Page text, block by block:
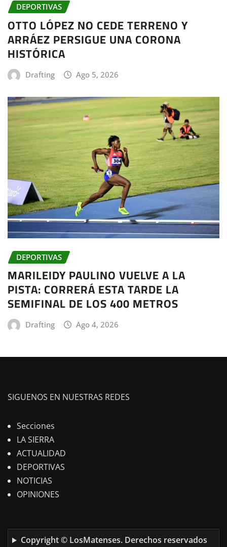
DEPORTIVAS
OTTO LÓPEZ NO CEDE TERRENO Y
ARRÁEZ PERSIGUE UNA CORONA
HISTÓRICA
Drafting Ago 5, 2026
DEPORTIVAS
MARILEIDY PAULINO VUELVE A LA
PISTA: CORRERÁ ESTA TARDE LA
SEMIFINAL DE LOS 400 METROS
Drafting Ago 4, 2026
SIGUENOS EN NUESTRAS REDES
Secciones
LA SIERRA
ACTUALIDAD
DEPORTIVAS
NOTICIAS
OPINIONES
Copyright © LosMatenses. Derechos reservados